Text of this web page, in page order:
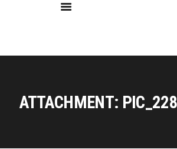
ATTACHMENT: